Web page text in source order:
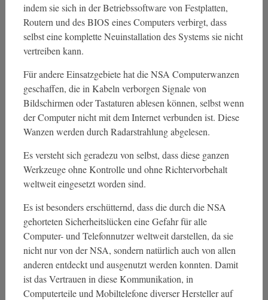
indem sie sich in der Betriebssoftware von Festplatten,
Routern und des BIOS eines Computers verbirgt, dass
selbst eine komplette Neuinstallation des Systems sie nicht
vertreiben kann.
Für andere Einsatzgebiete hat die NSA Computerwanzen
geschaffen, die in Kabeln verborgen Signale von
Bildschirmen oder Tastaturen ablesen können, selbst wenn
der Computer nicht mit dem Internet verbunden ist. Diese
Wanzen werden durch Radarstrahlung abgelesen.
Es versteht sich geradezu von selbst, dass diese ganzen
Werkzeuge ohne Kontrolle und ohne Richtervorbehalt
weltweit eingesetzt worden sind.
Es ist besonders erschütternd, dass die durch die NSA
gehorteten Sicherheitslücken eine Gefahr für alle
Computer- und Telefonnutzer weltweit darstellen, da sie
nicht nur von der NSA, sondern natürlich auch von allen
anderen entdeckt und ausgenutzt werden konnten. Damit
ist das Vertrauen in diese Kommunikation, in
Computerteile und Mobiltelefone diverser Hersteller auf